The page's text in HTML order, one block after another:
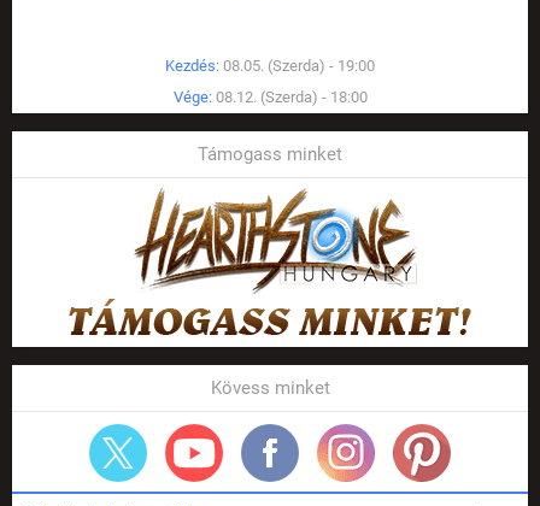
Kezdés: 08.05. (Szerda) - 19:00
Vége: 08.12. (Szerda) - 18:00
Támogass minket
Kövess minket